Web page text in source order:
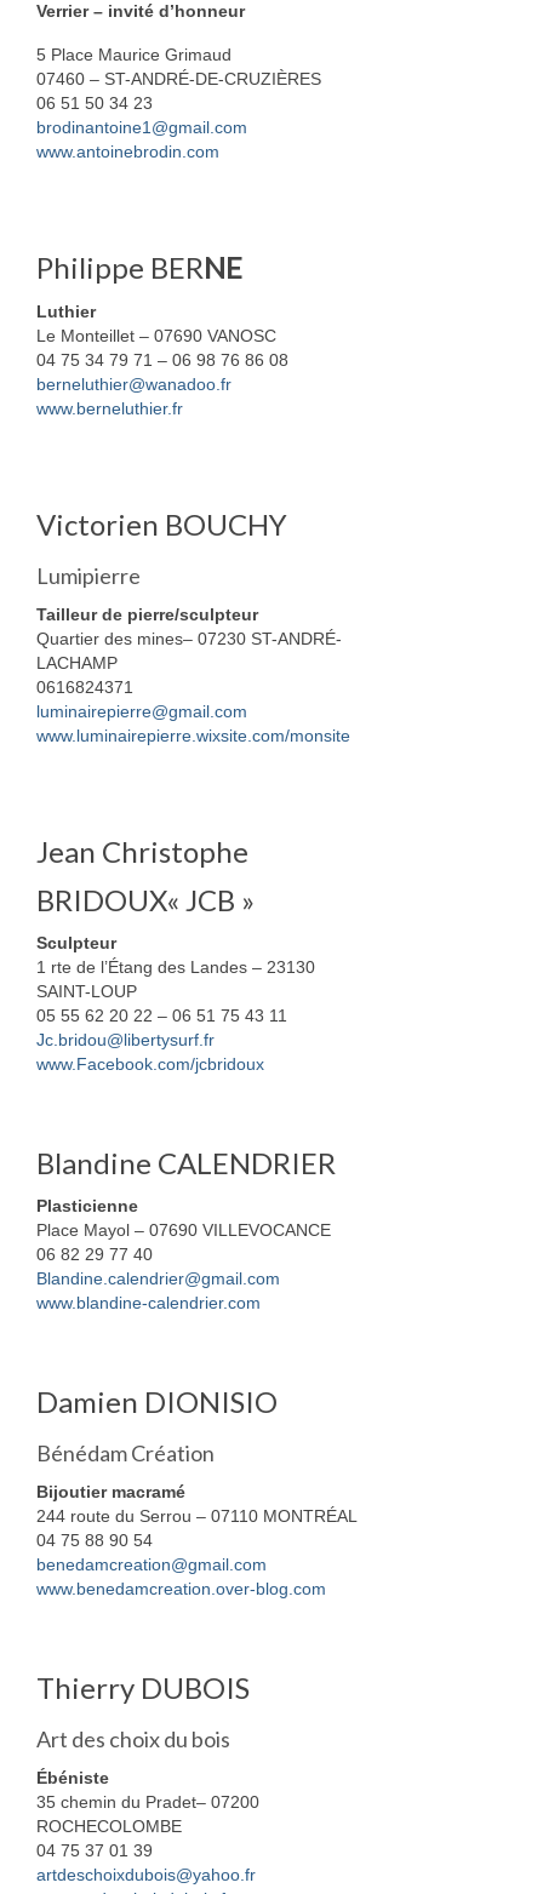
Atelier POIEMA
Bénédam Création
Bernard Moulin
Estampe, papier
Daniel Van Cutsem
Pierre Jonquières
Photographie
Facture instrumentale
François Rey
Cuir
Catherine Ortega Nano
Luminaire
Événements
Vie de l’association
Adhérer
Comptes rendus des AG
Verrier – invité d’honneur
5 Place Maurice Grimaud
07460 – ST-ANDRÉ-DE-CRUZIÈRES
06 51 50 34 23
brodinantoine1@gmail.com
www.antoinebrodin.com
Philippe BERNE
Luthier
Le Monteillet – 07690 VANOSC
04 75 34 79 71 – 06 98 76 86 08
berneluthier@wanadoo.fr
www.berneluthier.fr
Victorien BOUCHY
Lumipierre
Tailleur de pierre/sculpteur
Quartier des mines– 07230 ST-ANDRÉ-
LACHAMP
0616824371
luminairepierre@gmail.com
www.luminairepierre.wixsite.com/monsite
Jean Christophe
BRIDOUX« JCB »
Sculpteur
1 rte de l’Étang des Landes – 23130
SAINT-LOUP
05 55 62 20 22 – 06 51 75 43 11
Jc.bridou@libertysurf.fr
www.Facebook.com/jcbridoux
Blandine CALENDRIER
Plasticienne
Place Mayol – 07690 VILLEVOCANCE
06 82 29 77 40
Blandine.calendrier@gmail.com
www.blandine-calendrier.com
Damien DIONISIO
Bénédam Création
Bijoutier macramé
244 route du Serrou – 07110 MONTRÉAL
04 75 88 90 54
benedamcreation@gmail.com
www.benedamcreation.over-blog.com
Thierry DUBOIS
Art des choix du bois
Ébéniste
35 chemin du Pradet– 07200
ROCHECOLOMBE
04 75 37 01 39
artdeschoixdubois@yahoo.fr